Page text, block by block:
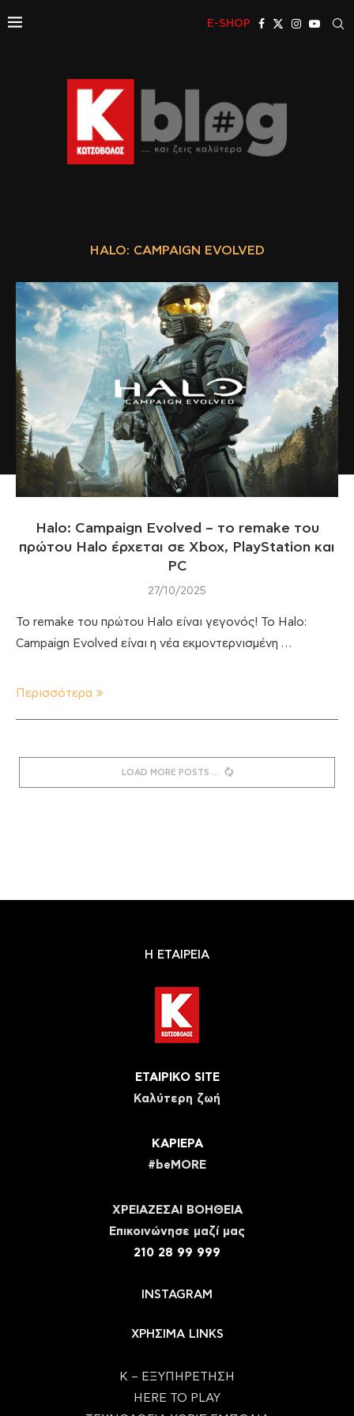
E-SHOP
HALO: CAMPAIGN EVOLVED
Halo: Campaign Evolved – το remake του
πρώτου Halo έρχεται σε Xbox, PlayStation και
PC
27/10/2025
Το remake του πρώτου Halo είναι γεγονός! Το Halo:
Campaign Evolved είναι η νέα εκμοντερνισμένη …
Περισσότερα
LOAD MORE POSTS
Η ΕΤΑΙΡΕΙΑ
ΕΤΑΙΡΙΚΟ SITE
Καλύτερη ζωή
ΚΑΡΙΕΡΑ
#beMORE
ΧΡΕΙΑΖΕΣΑΙ ΒΟΗΘΕΙΑ
Eπικοινώνησε μαζί μας
210 28 99 999
INSTAGRAM
ΧΡΗΣΙΜΑ LINKS
Κ – ΕΞΥΠΗΡΕΤΗΣΗ
HERE TO PLAY